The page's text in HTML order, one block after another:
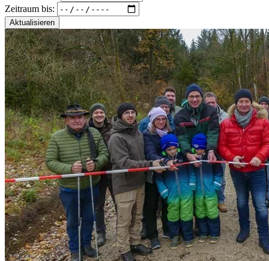
Zeitraum bis:
Aktualisieren